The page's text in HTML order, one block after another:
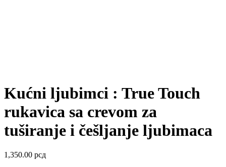
Kućni ljubimci : True Touch
rukavica sa crevom za
tuširanje i češljanje ljubimaca
1,350.00 рсд